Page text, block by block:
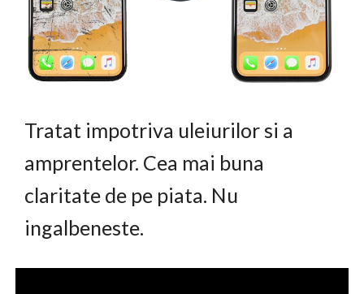
Tratat impotriva uleiurilor si a
amprentelor. Cea mai buna
claritate de pe piata. Nu
ingalbeneste.